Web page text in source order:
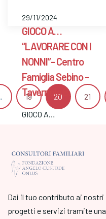
29/11/2024
GIOCO A…
“LAVORARE CON I
NONNI”- Centro
Famiglia Sebino -
Tavernola B.
GIOCO A…
letture per nonni e
nipoti (3 – 11 anni)
e relazione attra…
19 20 21
Dai il tuo contributo ai nostri
progetti e servizi tramite una